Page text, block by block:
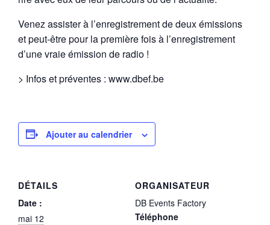
Venez assister à l’enregistrement de deux émissions
et peut-être pour la première fois à l’enregistrement
d’une vraie émission de radio !
> Infos et préventes : www.dbef.be
Ajouter au calendrier
DÉTAILS
Date :
mai 12
ORGANISATEUR
DB Events Factory
Téléphone